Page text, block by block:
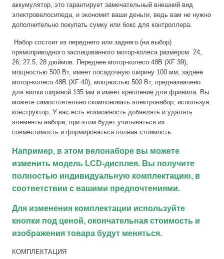
аккумулятор, это гарантирует замечательный внешний вид
электровелосипеда, и экономит ваши деньги, ведь вам не нужно
дополнительно покупать сумку или бокс для контроллера.
Набор состоит из переднего или заднего (на выбор)
прямоприводного заспицованного мотор-колеса размером 24,
26, 27.5, 28 дюймов. Переднее мотор-колесо 48В (XF 39),
мощностью 500 Вт, имеет посадочную ширину 100 мм, заднее
мотор-колесо 48В (XF 40), мощностью 500 Вт, предназначено
для вилки шириной 135 мм и имеет крепление для фривила. Вы
можете самостоятельно скомпоновать электронабор, используя
конструктор. У вас есть возможность добавлять и удалять
элементы набора, при этом будет учитываться их
совместимость и формироваться полная стоимость.
Например, в этом велонаборе вы можете
изменить модель LCD-дисплея. Вы получите
полностью индивидуальную комплектацию, в
соответствии с вашими предпочтениями.
Для изменения комплектации используйте
кнопки под ценой, окончательная стоимость и
изображения товара будут меняться.
КОМПЛЕКТАЦИЯ